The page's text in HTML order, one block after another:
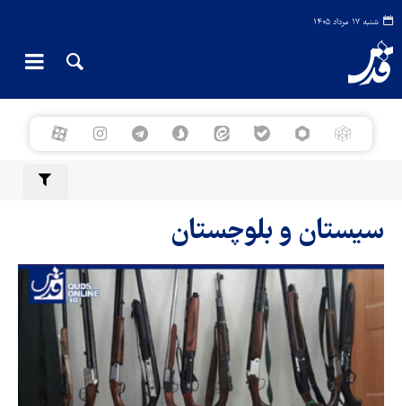
شنبه ۱۷ مرداد ۱۴۰۵
سیستان و بلوچستان